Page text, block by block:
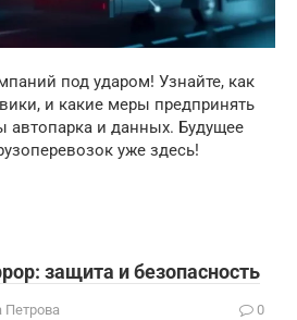
под ударом! Узнайте, как
и какие меры предпринять
и данных. Будущее
уже здесь!
защита и безопасность
Петрова 0